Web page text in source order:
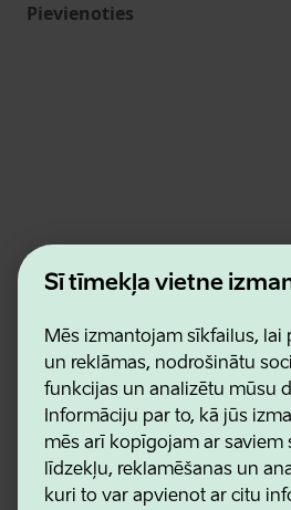
Šī tīmekļa vietne
Mēs izmantojam sīkfailus, lai
un reklāmas, nodrošinātu
funkcijas un analizētu mūsu
Informāciju par to, kā jūs
mēs arī kopīgojam ar saviem
līdzekļu, reklamēšanas un
kuri to var apvienot ar citu
Pievienoties
Estonian Business and Innovation
Kontakti
Lietošanas noteikumi
Sīkdatņu un konfidencialitātes